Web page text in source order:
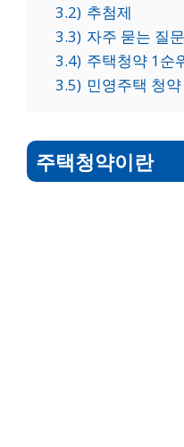
3.2) 추첨제
3.3) 자주 묻는 질문
3.4) 주택청약 1순
3.5) 민영주택 청
주택청약이란